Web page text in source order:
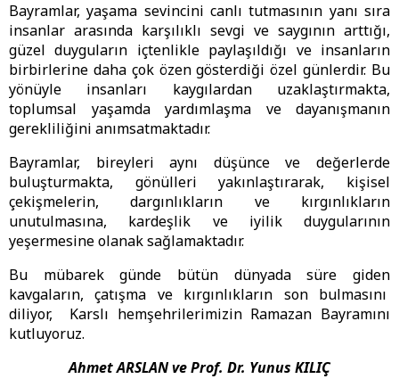
Bayramlar, yaşama sevincini canlı tutmasının yanı sıra
insanlar arasında karşılıklı sevgi ve saygının arttığı,
güzel duyguların içtenlikle paylaşıldığı ve insanların
birbirlerine daha çok özen gösterdiği özel günlerdir. Bu
yönüyle insanları kaygılardan uzaklaştırmakta,
toplumsal yaşamda yardımlaşma ve dayanışmanın
gerekliliğini anımsatmaktadır.
Bayramlar, bireyleri aynı düşünce ve değerlerde
buluşturmakta, gönülleri yakınlaştırarak, kişisel
çekişmelerin, dargınlıkların ve kırgınlıkların
unutulmasına, kardeşlik ve iyilik duygularının
yeşermesine olanak sağlamaktadır.
Bu mübarek günde bütün dünyada süre giden
kavgaların, çatışma ve kırgınlıkların son bulmasını
diliyor, Karslı hemşehrilerimizin Ramazan Bayramını
kutluyoruz.
Ahmet ARSLAN ve Prof. Dr. Yunus KILIÇ